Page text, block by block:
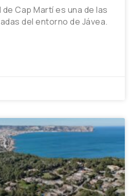
Cap Martí es una de las
del entorno de Jávea.